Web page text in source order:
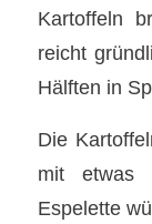
Kartoffeln
reicht
Hälften in
Die
mit etwas
Espelette